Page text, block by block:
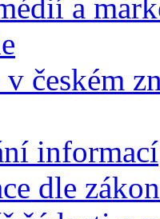
a
českém
informací
dle